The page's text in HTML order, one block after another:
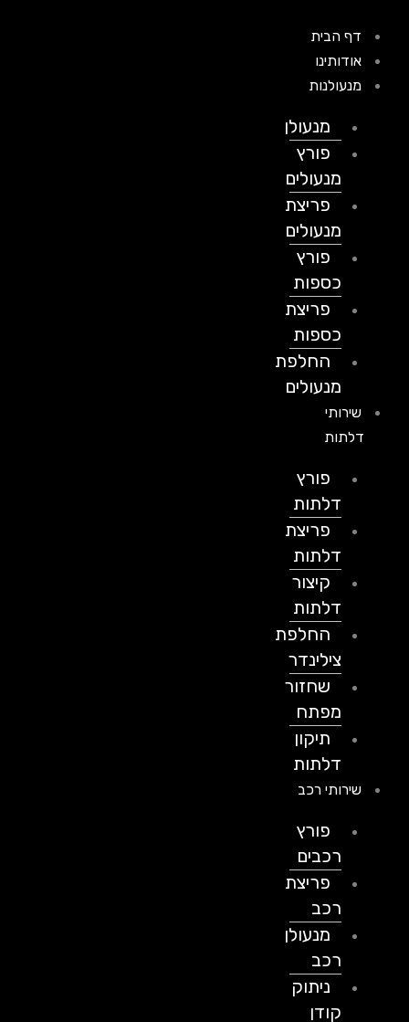
דף הבית
אודותינו
מנעולנות
מנעולן
פורץ
מנעולים
פריצת
מנעולים
פורץ
כספות
פריצת
כספות
החלפת
מנעולים
שירותי
דלתות
פורץ
דלתות
פריצת
דלתות
קיצור
דלתות
החלפת
צילינדר
שחזור
מפתח
תיקון
דלתות
שירותי רכב
פורץ
רכבים
פריצת
מנעולן
ניתוק